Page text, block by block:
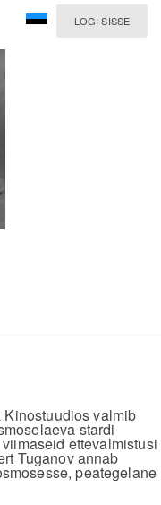
LOGI SISSE
valmib
stardi
ettevalmistusi
Tuganov annab
peategelane